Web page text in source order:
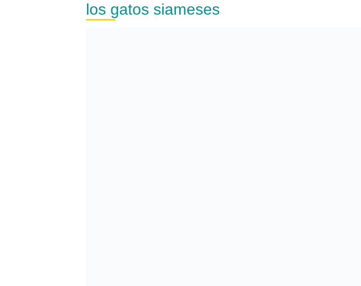
los gatos siameses